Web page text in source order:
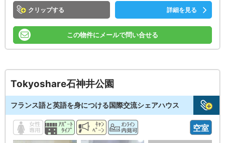
クリップ 詳細を見る
この物件にメールで問い合せる
Tokyoshare石神井公園
フランス語と英語を身につける国際交流シェアハウス
空室